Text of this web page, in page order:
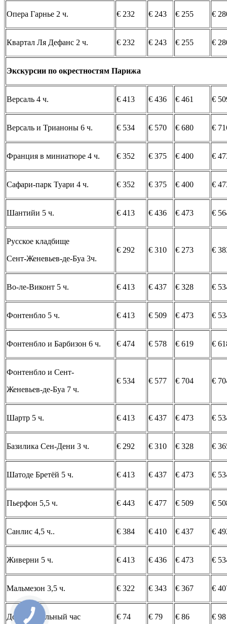
Опера Гарнье 2 ч. € 232 € 243 € 255 €
Квартал Ля Дефанс 2 ч. € 232 € 243 € 255 €
Экскурсии по окрестностям Парижа
Версаль 4 ч. € 413 € 436 € 461 €
Версаль и Трианоны 6 ч. € 534 € 570 € 680 €
Франция в миниатюре 4 ч. € 352 € 375 € 400 €
Сафари-парк Туари 4 ч. € 352 € 375 € 400 €
Шантийи 5 ч. € 413 € 436 € 473 €
Русское кладбище
Сент-Женевьев-де-Буа 3ч.
€ 292 € 310 € 273 €
Во-ле-Виконт 5 ч. € 413 € 437 € 328 €
Фонтенбло 5 ч. € 413 € 509 € 473 €
Фонтенбло и Барбизон 6 ч. € 474 € 578 € 619 €
Фонтенбло и Сент-
Женевьев-де-Буа 7 ч.
€ 534 € 577 € 704 €
Шартр 5 ч. € 413 € 437 € 473 €
Базилика Сен-Дени 3 ч. € 292 € 310 € 328 €
Шатоде Бретёй 5 ч. € 413 € 437 € 473 €
Пьерфон 5,5 ч. € 443 € 477 € 509 €
Сaнлис 4,5 ч.. € 384 € 410 € 437 €
Живерни 5 ч. € 413 € 436 € 473 €
Мальмезон 3,5 ч. € 322 € 343 € 367 €
Дополнительный час € 74 € 79 € 86 € 98